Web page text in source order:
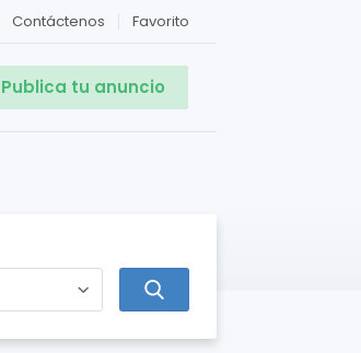
Favorito
Contáctenos
Publica tu anuncio